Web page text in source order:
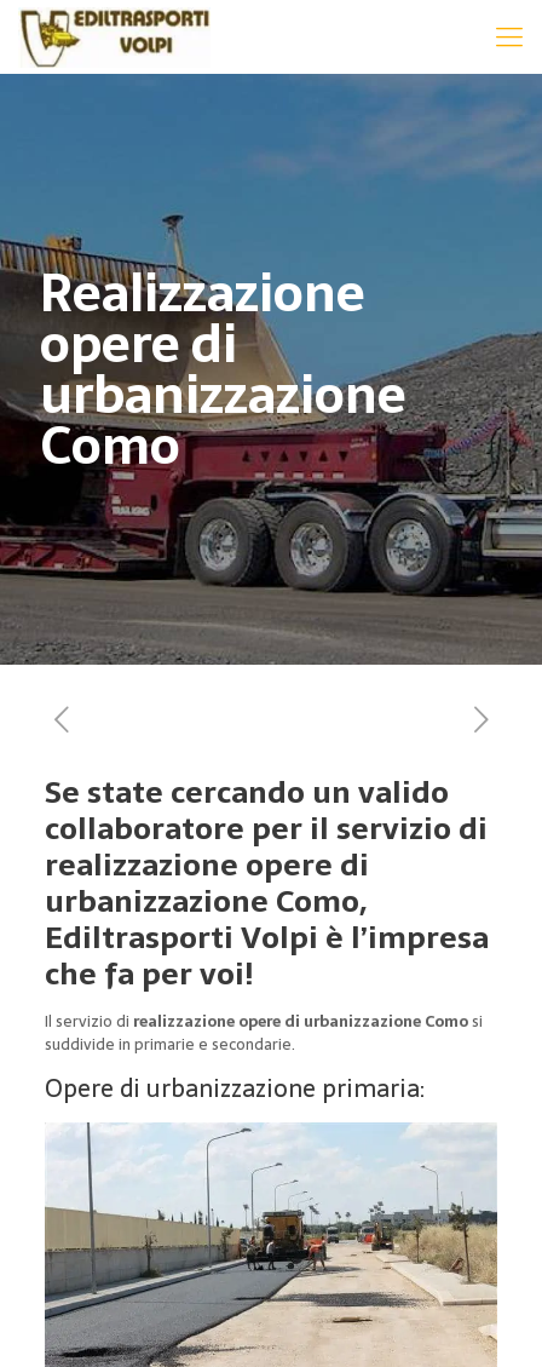
Realizzazione
opere di
urbanizzazione
Como
Se state cercando un valido
collaboratore per il servizio di
realizzazione opere di
urbanizzazione Como,
Ediltrasporti Volpi è l’impresa
che fa per voi!
Il servizio di realizzazione opere di urbanizzazione Comosi
suddivide in primarie e secondarie.
Opere di urbanizzazione primaria: